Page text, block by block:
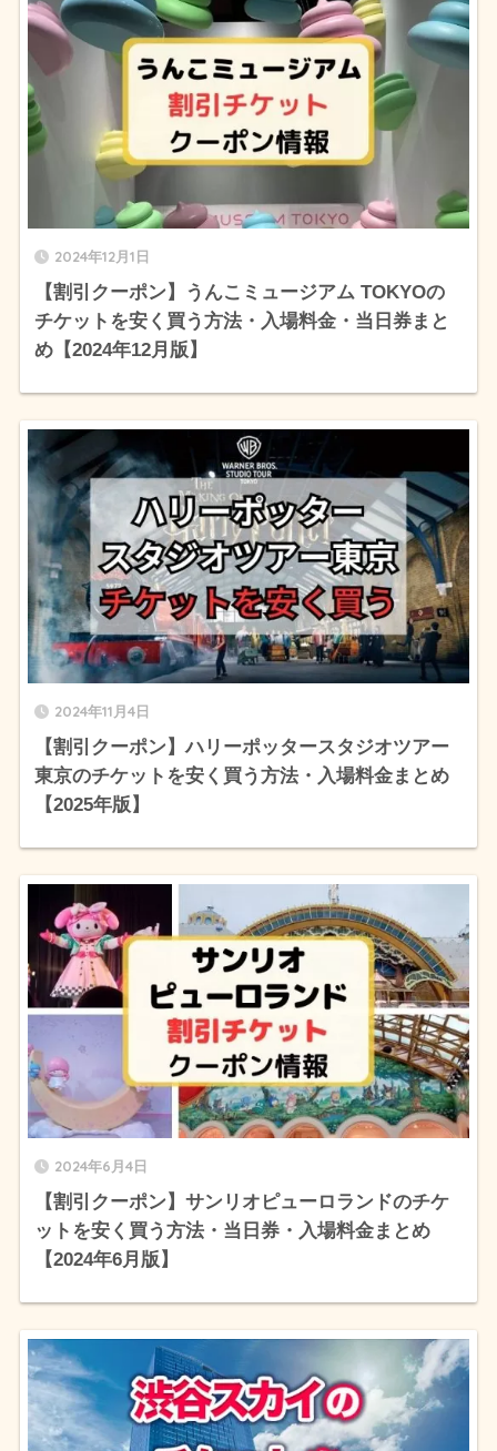
2024年12月1日
【割引クーポン】うんこミュージアム TOKYOの
チケットを安く買う方法・入場料金・当日券まと
め【2024年12月版】
2024年11月4日
【割引クーポン】ハリーポッタースタジオツアー
東京のチケットを安く買う方法・入場料金まとめ
【2025年版】
2024年6月4日
【割引クーポン】サンリオピューロランドのチケ
ットを安く買う方法・当日券・入場料金まとめ
【2024年6月版】